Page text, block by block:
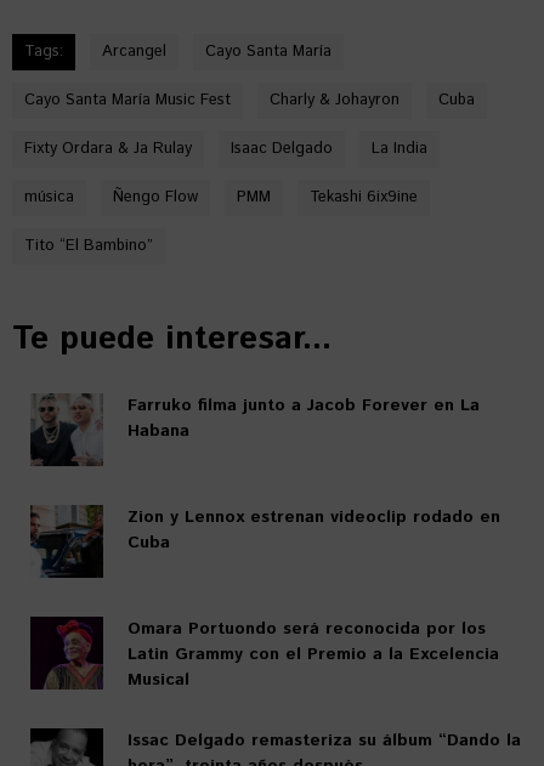
Tags: Arcangel Cayo Santa María
Cayo Santa María Music Fest Charly & Johayron Cuba
Fixty Ordara & Ja Rulay Isaac Delgado La India
música Ñengo Flow PMM Tekashi 6ix9ine
Tito “El Bambino”
Te puede interesar...
Farruko filma junto a Jacob Forever en La
Habana
Zion y Lennox estrenan videoclip rodado en
Cuba
Omara Portuondo será reconocida por los
Latin Grammy con el Premio a la Excelencia
Musical
Issac Delgado remasteriza su álbum “Dando la